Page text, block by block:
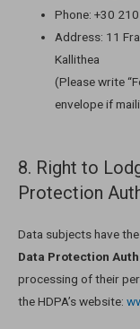
Phone: +30
Address: 11
Kallithea
(Please write
envelope if
8. Right to
Protection
Data subjects have
Data Protection
processing of their
the HDPA’s website: